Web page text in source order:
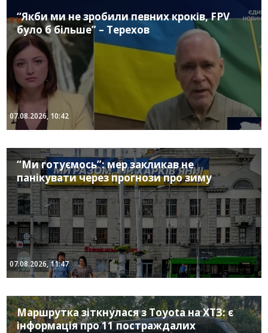
“Якби ми не зробили певних кроків, FPV
було б більше” – Терехов
07.08.2026, 10:42
“Ми готуємось”: мер закликав не
панікувати через прогнози про зиму
07.08.2026, 11:47
Маршрутка зіткнулася з Toyota на ХТЗ: є
інформація про 11 постраждалих